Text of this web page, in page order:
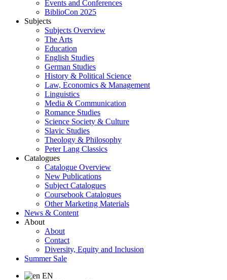
Events and Conferences
BiblioCon 2025
Subjects
Subjects Overview
The Arts
Education
English Studies
German Studies
History & Political Science
Law, Economics & Management
Linguistics
Media & Communication
Romance Studies
Science Society & Culture
Slavic Studies
Theology & Philosophy
Peter Lang Classics
Catalogues
Catalogue Overview
New Publications
Subject Catalogues
Coursebook Catalogues
Other Marketing Materials
News & Content
About
About
Contact
Diversity, Equity and Inclusion
Summer Sale
EN